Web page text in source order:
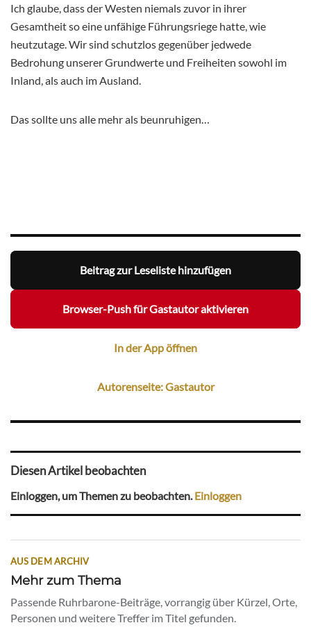
Ich glaube, dass der Westen niemals zuvor in ihrer
Gesamtheit so eine unfähige Führungsriege hatte, wie
heutzutage. Wir sind schutzlos gegenüber jedwede
Bedrohung unserer Grundwerte und Freiheiten sowohl im
Inland, als auch im Ausland.
Das sollte uns alle mehr als beunruhigen…
Beitrag zur Leseliste hinzufügen
Browser-Push für Gastautor aktivieren
In der App öffnen
Autorenseite: Gastautor
Diesen Artikel beobachten
Einloggen, um Themen zu beobachten. Einloggen
AUS DEM ARCHIV
Mehr zum Thema
Passende Ruhrbarone-Beiträge, vorrangig über Kürzel, Orte,
Personen und weitere Treffer im Titel gefunden.